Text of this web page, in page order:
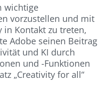
wichtige
vorzustellen und mit
in Kontakt zu treten,
Adobe seinen Beitrag
und KI durch
und -Funktionen
„Creativity for all“